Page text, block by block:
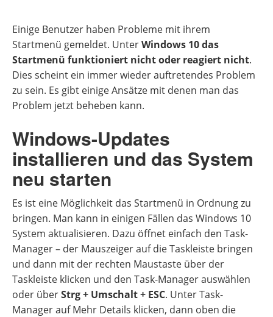
Einige Benutzer haben Probleme mit ihrem
Startmenü gemeldet. UnterWindows 10 das
Startmenü funktioniert nicht oder reagiert nicht.
Dies scheint ein immer wieder auftretendes Problem
zu sein. Es gibt einige Ansätze mit denen man das
Problem jetzt beheben kann.
Windows-Updates
installieren und das System
neu starten
Es ist eine Möglichkeit das Startmenü in Ordnung zu
bringen. Man kann in einigen Fällen das Windows 10
System aktualisieren. Dazu öffnet einfach den Task-
Manager – der Mauszeiger auf die Taskleiste bringen
und dann mit der rechten Maustaste über der
Taskleiste klicken und den Task-Manager auswählen
oder überStrg + Umschalt + ESC. Unter Task-
Manager auf Mehr Details klicken, dann oben die